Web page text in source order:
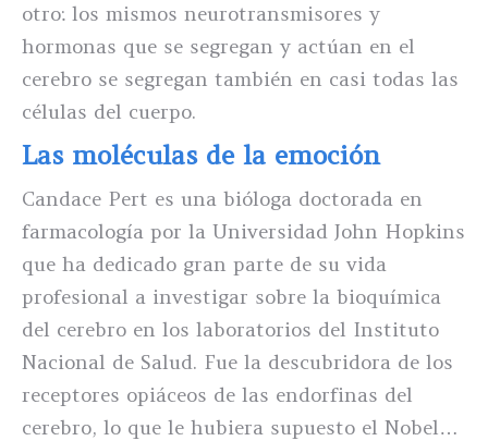
otro: los mismos neurotransmisores y
hormonas que se segregan y actúan en el
cerebro se segregan también en casi todas las
células del cuerpo.
Las moléculas de la emoción
Candace Pert es una bióloga doctorada en
farmacología por la Universidad John Hopkins
que ha dedicado gran parte de su vida
profesional a investigar sobre la bioquímica
del cerebro en los laboratorios del Instituto
Nacional de Salud. Fue la descubridora de los
receptores opiáceos de las endorfinas del
cerebro, lo que le hubiera supuesto el Nobel…